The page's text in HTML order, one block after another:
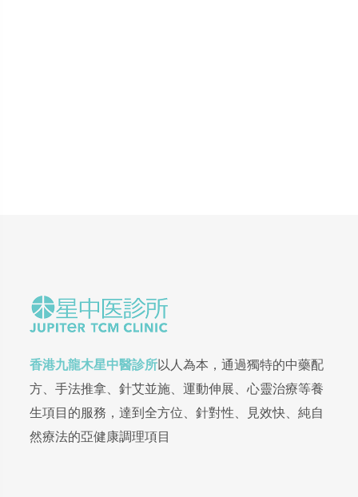
香港九龍木星中醫診所以人為本，通過獨特的中藥配
方、手法推拿、針艾並施、運動伸展、心靈治療等養
生項目的服務，達到全方位、針對性、見效快、純自
然療法的亞健康調理項目